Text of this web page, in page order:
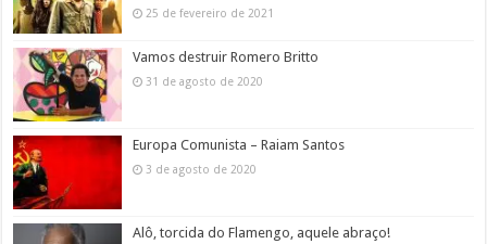
25 de fevereiro de 2021
Vamos destruir Romero Britto
31 de agosto de 2020
Europa Comunista – Raiam Santos
3 de agosto de 2020
Alô, torcida do Flamengo, aquele abraço!